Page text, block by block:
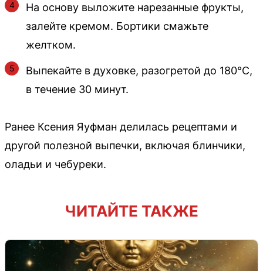
На основу выложите нарезанные фрукты,
залейте кремом. Бортики смажьте
желтком.
Выпекайте в духовке, разогретой до 180°C,
в течение 30 минут.
Ранее Ксения Яуфман делилась рецептами и
другой полезной выпечки, включая блинчики,
оладьи и чебуреки.
ЧИТАЙТЕ ТАКЖЕ